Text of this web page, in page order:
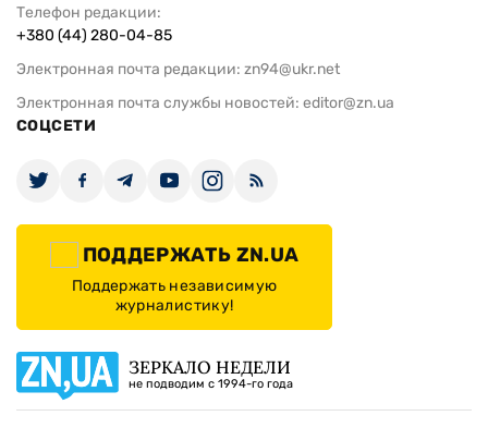
Телефон редакции:
+380 (44) 280-04-85
Электронная почта редакции: zn94@ukr.net
Электронная почта службы новостей: editor@zn.ua
СОЦСЕТИ
ПОДДЕРЖАТЬ ZN.UA
Поддержать независимую
журналистику!
ЗЕРКАЛО НЕДЕЛИ
не подводим с 1994-го года